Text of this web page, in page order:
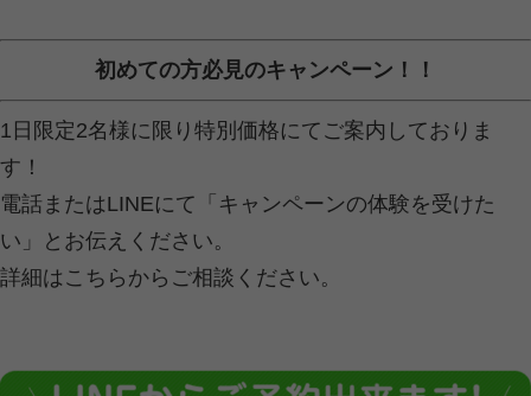
【腰痛に悩むあなたへ】原因・対策・予防法
2025.04.09 | Category: お悩み , 未分類
こんにちは！東金つなぐ整骨院です！
「腰痛」でお悩みの方に向けて、原